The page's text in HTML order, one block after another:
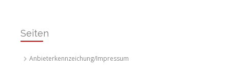
Seiten
Anbieterkennzeichung/Impressum